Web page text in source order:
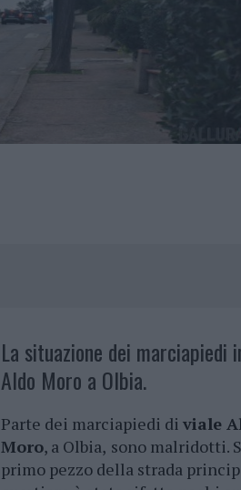
La situazione dei marciapiedi
Aldo Moro a Olbia.
Parte dei marciapiedi di viale
Moro, a Olbia, sono malridotti.
primo pezzo della strada